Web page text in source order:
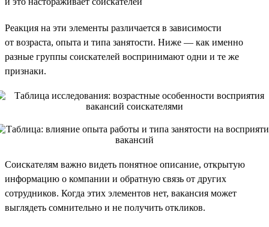
Реакция на эти элементы различается в зависимости
от возраста, опыта и типа занятости. Ниже — как именно
разные группы соискателей воспринимают одни и те же
признаки.
Соискателям важно видеть понятное описание, открытую
информацию о компании и обратную связь от других
сотрудников. Когда этих элементов нет, вакансия может
выглядеть сомнительно и не получить откликов.